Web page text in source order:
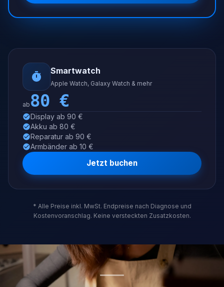
Smartwatch
Apple Watch, Galaxy Watch & mehr
ab 80 €
Display ab 90 €
Akku ab 80 €
Reparatur ab 90 €
Armbänder ab 10 €
Jetzt buchen
* Alle Preise inkl. MwSt. Endpreise nach Diagnose und
Kostenvoranschlag. Keine versteckten Zusatzkosten.